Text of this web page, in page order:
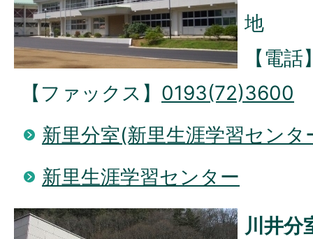
地
【電話
【ファックス】 0193(72)3600
新里分室(新里生涯学習セン
新里生涯学習センター
川井分